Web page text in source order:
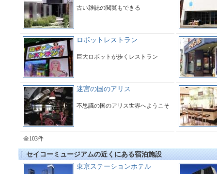
古い雑誌の閲覧もできる
ロボットレストラン
巨大ロボットが歩くレストラン
迷宮の国のアリス
不思議の国のアリス世界へようこそ
全103件
セイコーミュージアムの近くにある宿泊施設
東京ステーションホテル